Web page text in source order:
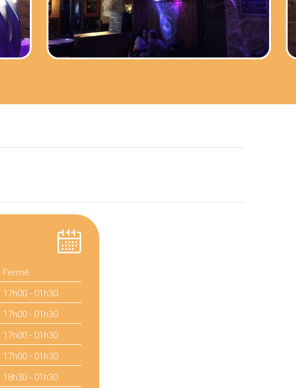
Fermé
17h00 - 01h30
17h00 - 01h30
17h00 - 01h30
17h00 - 01h30
18h30 - 01h30